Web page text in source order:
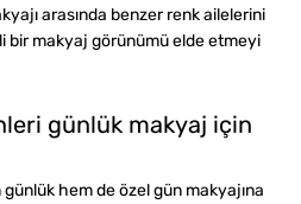
arasında benzer renk ailelerini
bir makyaj görünümü elde etmeyi
günlük makyaj için
hem de özel gün makyajına